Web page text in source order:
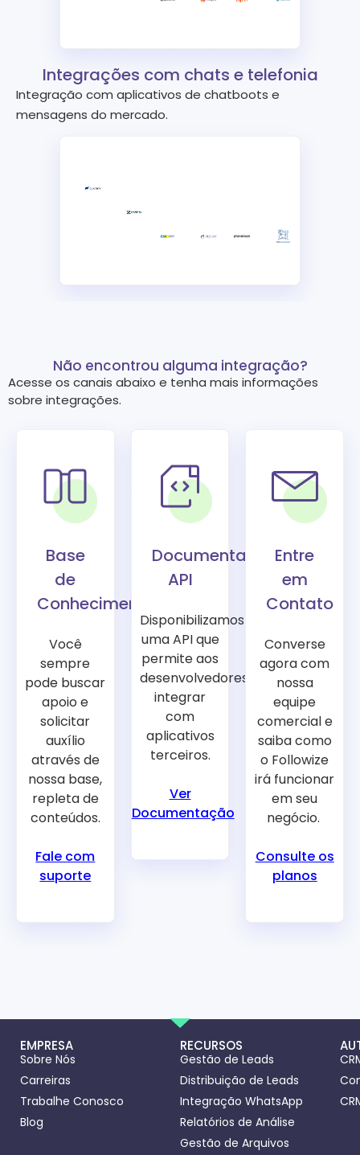
Integrações com chats e telefonia
Integração com aplicativos de chatboots e
mensagens do mercado.
Não encontrou alguma integração?
Acesse os canais abaixo e tenha mais informações
sobre integrações.
Base
de
Conhecimento
Você
sempre
pode buscar
apoio e
solicitar
auxílio
através de
nossa base,
repleta de
conteúdos.
Fale com
suporte
Documentação
API
Disponibilizamos
uma API que
permite aos
desenvolvedores
integrar
com
aplicativos
terceiros.
Ver
Documentação
Entre
em
Contato
Converse
agora com
nossa
equipe
comercial e
saiba como
o Followize
irá funcionar
em seu
negócio.
Consulte os
planos
EMPRESA
Sobre Nós
Carreiras
Trabalhe Conosco
Blog
RECURSOS
Gestão de Leads
Distribuição de Leads
Integração WhatsApp
Relatórios de Análise
Gestão de Arquivos